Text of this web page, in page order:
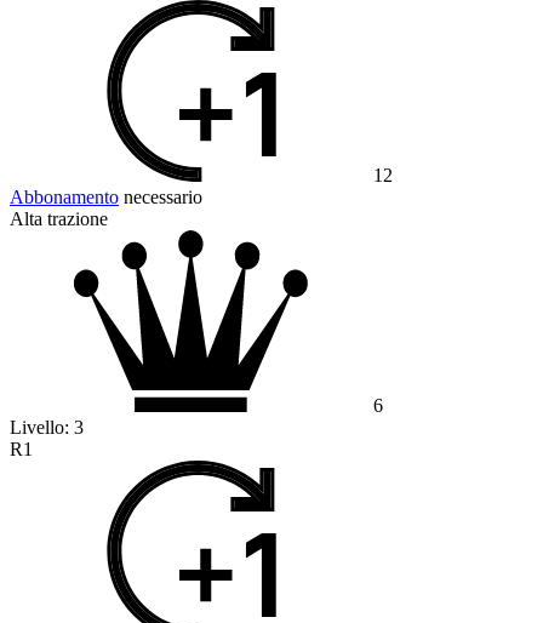
12
Abbonamento necessario
Alta trazione
6
Livello: 3
R1